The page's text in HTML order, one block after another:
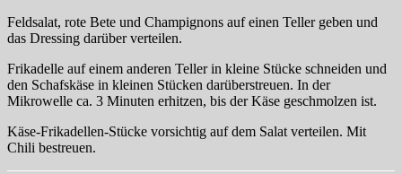
Feldsalat, rote Bete und Champignons auf einen Teller geben und
das Dressing darüber verteilen.
Frikadelle auf einem anderen Teller in kleine Stücke schneiden und
den Schafskäse in kleinen Stücken darüberstreuen. In der
Mikrowelle ca. 3 Minuten erhitzen, bis der Käse geschmolzen ist.
Käse-Frikadellen-Stücke vorsichtig auf dem Salat verteilen. Mit
Chili bestreuen.